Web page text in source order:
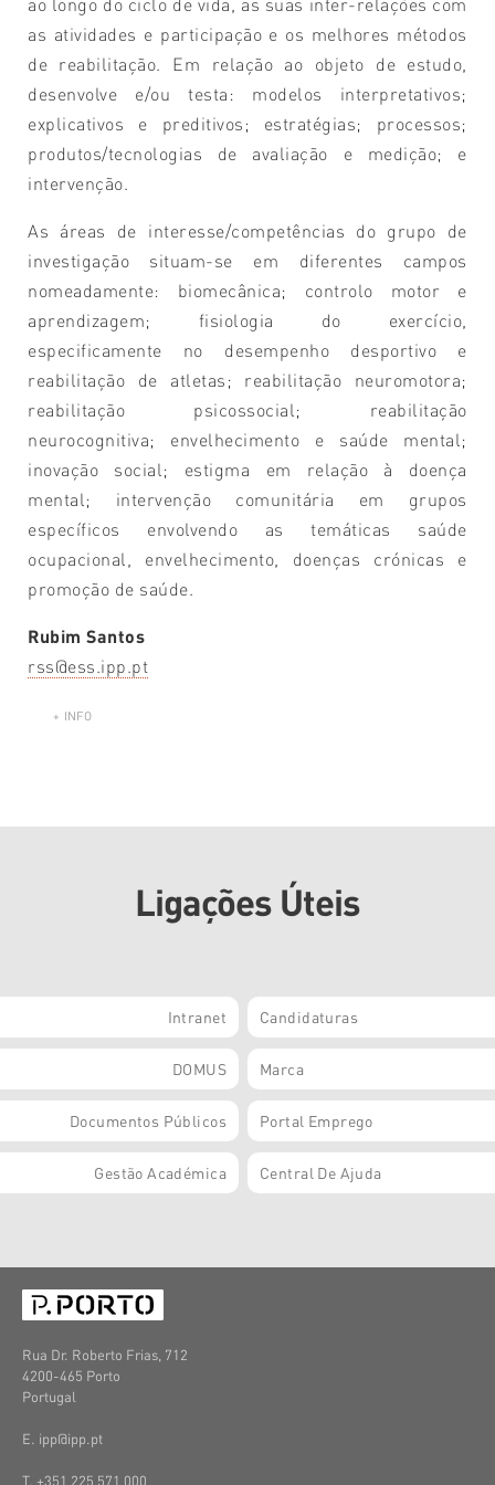
as atividades e participação e os melhores métodos
de reabilitação. Em relação ao objeto de estudo,
desenvolve e/ou testa: modelos interpretativos;
explicativos e preditivos; estratégias; processos;
produtos/tecnologias de avaliação e medição; e
intervenção.
As áreas de interesse/competências do grupo de
investigação situam-se em diferentes campos
nomeadamente: biomecânica; controlo motor e
aprendizagem; fisiologia do exercício,
especificamente no desempenho desportivo e
reabilitação de atletas; reabilitação neuromotora;
reabilitação psicossocial; reabilitação
neurocognitiva; envelhecimento e saúde mental;
inovação social; estigma em relação à doença
mental; intervenção comunitária em grupos
específicos envolvendo as temáticas saúde
ocupacional, envelhecimento, doenças crónicas e
promoção de saúde.
Rubim Santos
rss@ess.ipp.pt
+ INFO
Ligações Úteis
Intranet Candidaturas
DOMUS Marca
Documentos Públicos Portal Emprego
Gestão Académica Central De Ajuda
Rua Dr. Roberto Frias, 712
4200-465 Porto
Portugal
E. ipp@ipp.pt
T. +351 225 571 000